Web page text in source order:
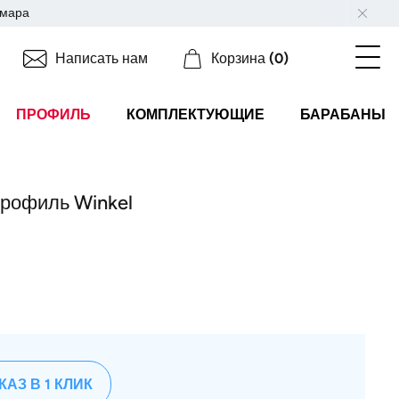
Написать нам Корзина (0)
ПРОФИЛЬ КОМПЛЕКТУЮЩИЕ БАРАБАНЫ
Winkel
В 1 КЛИК